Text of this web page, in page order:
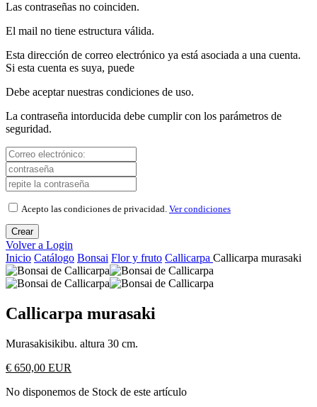
Las contraseñas no coinciden.
El mail no tiene estructura válida.
Esta dirección de correo electrónico ya está asociada a una cuenta.
Si esta cuenta es suya, puede
Debe aceptar nuestras condiciones de uso.
La contraseña intorducida debe cumplir con los parámetros de
seguridad.
Acepto las condiciones de privacidad. Ver condiciones
Crear
Volver a Login
Inicio Catálogo Bonsai Flor y fruto Callicarpa Callicarpa murasaki
Callicarpa murasaki
Murasakisikibu. altura 30 cm.
€ 650,00 EUR
No disponemos de Stock de este artículo